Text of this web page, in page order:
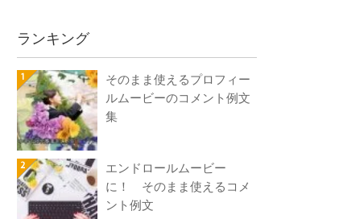
ランキング
そのまま使えるプロフィー
ルムービーのコメント例文
集
エンドロールムービー
に！ そのまま使えるコメ
ント例文